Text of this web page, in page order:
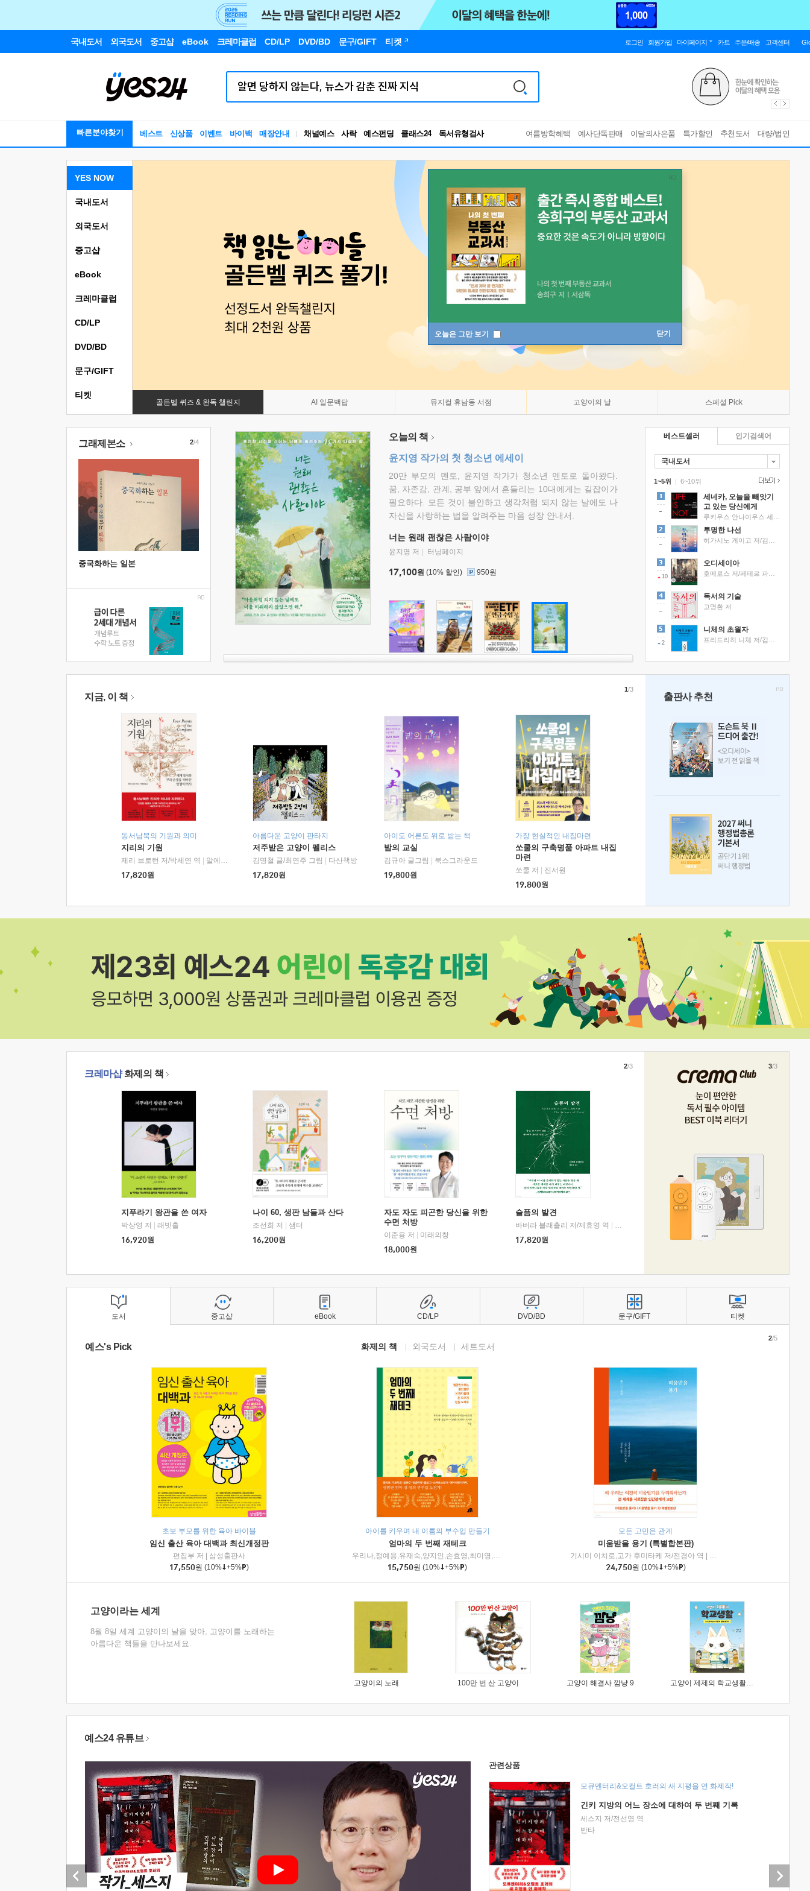
국내도서 외국도서 중고샵 eBook 크레마클럽 CD/LP DVD/BD 문구/GIFT 티켓 로그인 회원가입 마이페이지 카트 주문/배송 고객센터
빠른분야찾기 베스트 신상품 이벤트 바이백 매장안내 채널예스 사락 예스펀딩 클래스24
RBTI Lab
독서유형검사
여름방학혜택 예사단독판매 이달의사은품 특가할인 추천도서 대량/법인
오늘은 그만 보기 닫기
YES NOW
골든벨 퀴즈 & 완독 챌린지 AI 일문백답 뮤지컬 휴남동 서점 고양이의 날 스페셜 Pick
국내도서
외국도서
중고샵
eBook
크레마클럽
CD/LP
DVD/BD
문구/GIFT
티켓
그래제본소
중국화하는 일본
2/4 오늘의 책
윤지영 작가의 첫 청소년 에세이
20만 부모의 멘토, 윤지영 작가가 청소년 멘토로 돌아왔다.
꿈, 자존감, 관계, 공부 앞에서 흔들리는 10대에게는 길잡이가
필요하다. 모든 것이 불안하고 생각처럼 되지 않는 날에도 나
자신을 사랑하는 법을 알려주는 마음 성장 안내서.
너는 원래 괜찮은 사람이야
윤지영 저 터닝페이지
17,100원 (10% 할인) 950원
베스트셀러
국내도서
1~5위 |
세네카, 오늘을 빼앗기
고 있는 당신에게
투명한 나선
10
오디세이아
독서의 기술
고명환 저
2
니체의 초월자
6~10위
인기검색어
지금, 이 책
동서남북의 기원과 의미
지리의 기원
제리 브로턴 저/박세연 역
알에이치코리아(RHK)
17,820원
아름다운 고양이 판타지
저주받은 고양이 펠리스
김명철 글/최연주 그림
다산책방
17,820원
아이도 어른도 위로 받는 책
밤의 교실
김규아 글그림
북스그라운드
19,800원
가장 현실적인 내집마련
쏘쿨의 구축명품 아파트 내집
마련
쏘쿨 저
진서원
19,800원
1/3
출판사 추천
크레마샵화제의 책
지푸라기 왕관을 쓴 여자
박상영 저
래빗홀
16,920원
나이 60, 생판 남들과 산다
조선희 저
샘터
16,200원
자도 자도 피곤한 당신을 위한
수면 처방
이준용 저
미래의창
18,000원
슬픔의 발견
바버라 블래츨리 저/제효영 역
디플롯
17,820원
2/3 3/3
도서
예스's Pick 화제의 책 외국도서 세트도서
초보 부모를 위한 육아 바이블
임신 출산 육아 대백과 최신개정판
편집부 저
삼성출판사
17,550원 (10% +5% )
아이를 키우며 내 이름의 부수입 만들기
엄마의 두 번째 재테크
우리나,정예용,유재숙,양지인,손효영,최미영,조민주,이진현,차미숙,서미숙 저 | 제이브리즈북스
15,750원 (10% +5% )
모든 고민은 관계
미움받을 용기 (특별합본판)
기시미 이치로,고가 후미타케 저/전경아 역
인플루엔셜
24,750원 (10% +5% )
2/5
고양이라는 세계
8월 8일 세계 고양이의 날을 맞아, 고양이를 노래하는
아름다운 책들을 만나보세요.
고양이의 노래 100만 번 산 고양이 고양이 해결사 깜냥 9 고양이 제제의 학교생활 1 : 초등학생이 이렇게 힘들 줄이야
중고샵 eBook CD/LP DVD/BD 문구/GIFT 티켓
예스24 유튜브
관련상품
모큐멘터리&오컬트 호러의 새 지평을 연 화제작!
긴키 지방의 어느 장소에 대하여 두 번째 기록
세스지 저/전선영 역
반타